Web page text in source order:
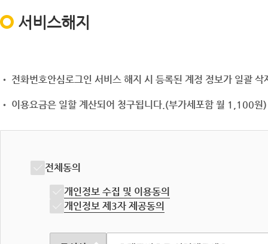
서비스해지
• 전화번호안심로그인 서비스 해지 시 등록된 계정 정보가 일괄
• 이용요금은 일할 계산되어 청구됩니다.(부가세포함 월 1,100원)
전체동의
개인정보 수집 및 이용동의
개인정보 제3자 제공동의